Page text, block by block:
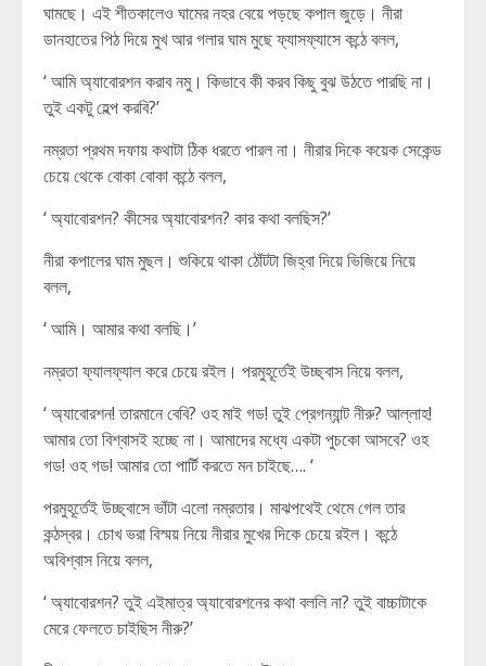
ঘামছে। এই শীতকালেও ঘামের নহর বেয়ে পড়ছে কপাল জুড়ে। নীরা
ডানহাতের পিঠ দিয়ে মুখ আর গলার ঘাম মুছে ফ্যাসফ্যাসে কন্ঠে বলল,
‘ আমি অ্যাবোরশন করাব নমু। কিভাবে কী করব কিছু বুঝ উঠতে পারছি না।
তুই একটু হেল্প করবি?’
নম্রতা প্রথম দফায় কথাটা ঠিক ধরতে পারল না। নীরার দিকে কয়েক সেকেন্ড
চেয়ে থেকে বোকা বোকা কন্ঠে বলল,
‘ অ্যাবোরশন? কীসের অ্যাবোরশন? কার কথা বলছিস?’
নীরা কপালের ঘাম মুছল। শুকিয়ে থাকা ঠোঁটটা জিহ্বা দিয়ে ভিজিয়ে নিয়ে
বলল,
‘ আমি। আমার কথা বলছি।’
নম্রতা ফ্যালফ্যাল করে চেয়ে রইল। পরমুহূর্তেই উচ্ছ্বাস নিয়ে বলল,
‘ অ্যাবোরশন! তারমানে বেবি? ওহ মাই গড! তুই প্রেগন্যান্ট নীরু? আল্লাহ!
আমার তো বিশ্বাসই হচ্ছে না। আমাদের মধ্যে একটা পুচকো আসবে? ওহ
গড! ওহ গড! আমার তো পার্টি করতে মন চাইছে…. ‘
পরমুহূর্তেই উচ্ছ্বাসে ভাঁটা এলো নম্রতার। মাঝপথেই থেমে গেল তার
কন্ঠস্বর। চোখ ভরা বিস্ময় নিয়ে নীরার মুখের দিকে চেয়ে রইল। কন্ঠে
অবিশ্বাস নিয়ে বলল,
‘ অ্যাবোরশন? তুই এইমাত্র অ্যাবোরশনের কথা বললি না? তুই বাচ্চাটাকে
মেরে ফেলতে চাইছিস নীরু?’